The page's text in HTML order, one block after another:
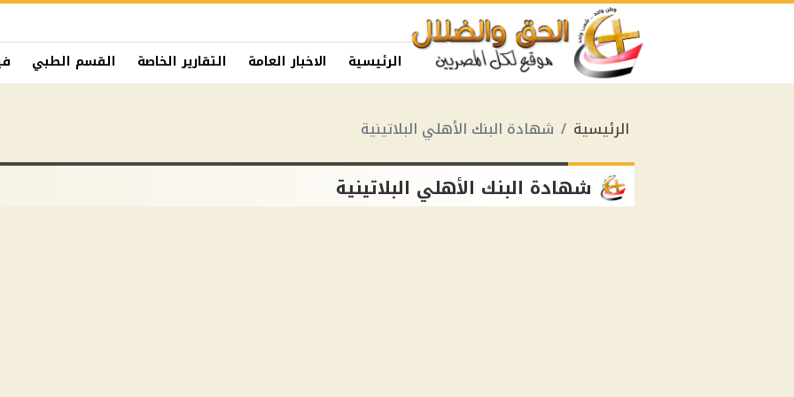
الرئيسية الاخبار العامة التقارير الخاصة القسم الطبي
الرئيسية شهادة البنك الأهلي البلاتينية
شهادة البنك الأهلي البلاتينية